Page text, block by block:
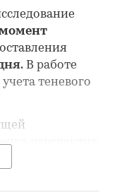
В работе
теневого
перспектив